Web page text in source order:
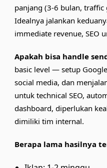
panjang (3-6 bulan,
Idealnya jalankan
immediate revenue, SEO
Apakah bisa handle
basic level — setup
social media, dan
untuk technical SEO,
dashboard, diperlukan
dimiliki tim internal.
Berapa lama hasilnya